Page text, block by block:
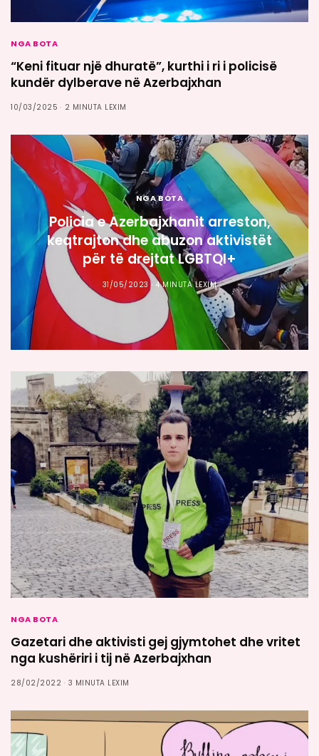
NGA BOTA
“Keni fituar një dhuratë”, kurthi i ri i policisë
kundër dylberave në Azerbajxhan
10/03/2025 2 MINUTA LEXIM
NGA BOTA
Policia e Azerbajxhanit arreston,
keqtrajton dhe abuzon aktivistët
për të drejtat LGBTQI+
31/05/2023 4 MINUTA LEXIM
NGA BOTA
Gazetari dhe aktivisti gej gjymtohet dhe vritet
nga kushëriri i tij në Azerbajxhan
28/02/2022 3 MINUTA LEXIM